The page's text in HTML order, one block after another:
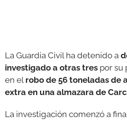
La Guardia Civil ha detenido a
investigado a otras tres por su
en el robo de 56 toneladas de
extra en una almazara de
La investigación comenzó a